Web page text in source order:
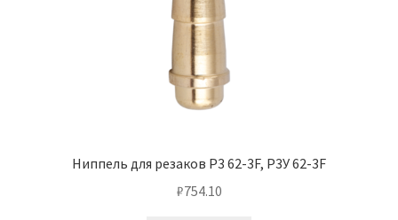
Ниппель для резаков Р3 62-3F, Р3У 62-3F
₽754.10